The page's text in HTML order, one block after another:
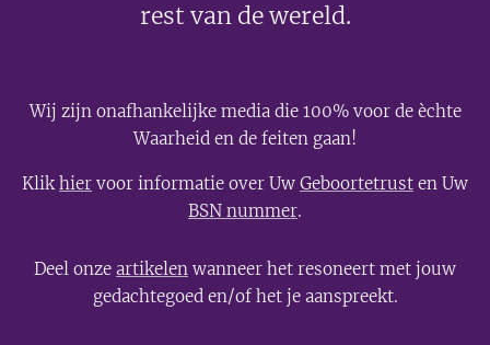
rest van de wereld.
Wij zijn onafhankelijke media die 100% voor de èchte
Waarheid en de feiten gaan!
Klikhier voor informatie over Uw Geboortetrust en Uw
BSN nummer.
Deel onze artikelen wanneer het resoneert met jouw
gedachtegoed en/of het je aanspreekt.